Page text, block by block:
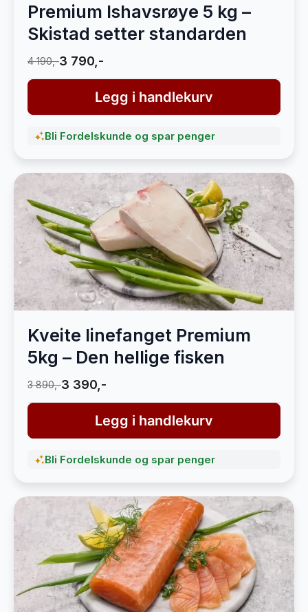
Premium Ishavsrøye 5 kg –
Skistad setter standarden
4 190,-3 790,-
Legg i handlekurv
Bli Fordelskunde og spar penger
Kveite linefanget Premium
5kg – Den hellige fisken
3 890,-3 390,-
Legg i handlekurv
Bli Fordelskunde og spar penger